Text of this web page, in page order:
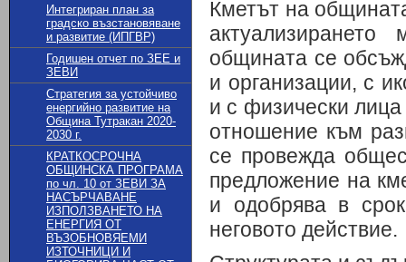
Интегриран план за
градско възстановяване
и развитие (ИПГВР)
Годишен отчет по ЗЕЕ и
ЗЕВИ
Стратегия за устойчиво
енергийно развитие на
Община Тутракан 2020-
2030 г.
КРАТКОСРОЧНА
ОБЩИНСКА ПРОГРАМА
по чл. 10 от ЗЕВИ ЗА
НАСЪРЧАВАНЕ
ИЗПОЛЗВАНЕТО НА
ЕНЕРГИЯ ОТ
ВЪЗОБНОВЯЕМИ
ИЗТОЧНИЦИ И
Кметът на
общината се
и организации, с
и с физически
отношение към
се провежда
предложение на
и одобрява в
неговото действие.